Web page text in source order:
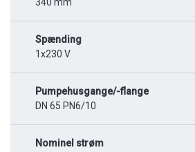
340 mm
Spænding
1x230 V
Pumpehusgange/-flange
DN 65 PN6/10
Nominel strøm